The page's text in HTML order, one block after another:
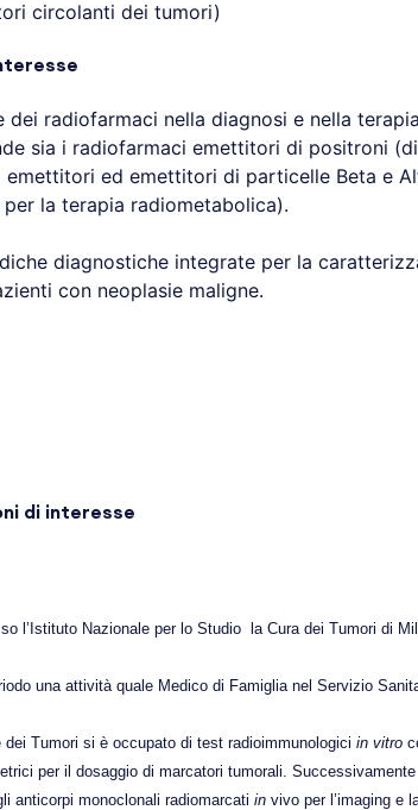
circolanti dei tumori)
dei radiofarmaci nella diagnosi e nella
sia i radiofarmaci emettitori di positroni
emettitori ed emettitori di particelle Beta e
la terapia radiometabolica).
diagnostiche integrate per la
con neoplasie maligne.
di interesse
l’Istituto Nazionale per lo Studio la Cura dei Tumori di
una attività quale Medico di Famiglia nel Servizio
dei Tumori si è occupato di test radioimmunologici in vitro
per il dosaggio di marcatori tumorali.
anticorpi monoclonali radiomarcati in vivo per l’imaging e